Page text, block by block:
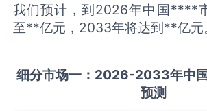
我们预计，到2026年中国****
至**亿元，2033年将达到**亿元
细分市场一： 2026-2033年中
预测